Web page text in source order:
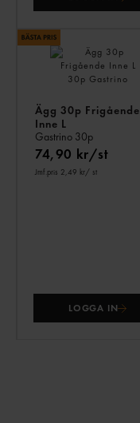
Ägg 30p Frigående
Inne L
Gastrino 30p
74,90 kr/st
Jmf.pris 2,49 kr/ st
LOGGA IN